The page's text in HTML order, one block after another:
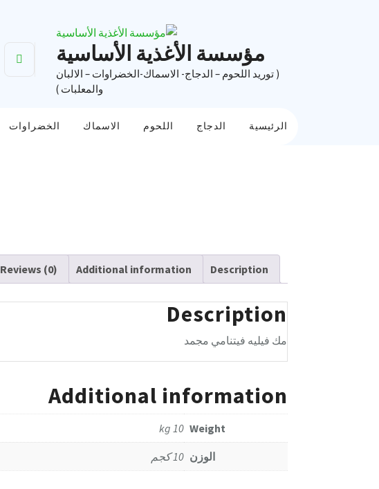
مؤسسة الأغذية الأساسية
( توريد اللحوم – الدجاج- الاسماك-الخضراوات – الالبان
والمعلبات )
الرئيسية الدجاج اللحوم الاسماك الخضراوات
Description
Additional information
Reviews (0)
Description
مك فيليه فيتنامي مجمد
Additional information
Weight
10 kg
الوزن 10 كجم